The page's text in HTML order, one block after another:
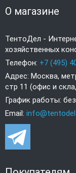
О магазине
ТентоДел -
хозяйственных
Телефон: +7 (495)
Адрес: Москва,
стр 11 (офис и
График работы:
Email: